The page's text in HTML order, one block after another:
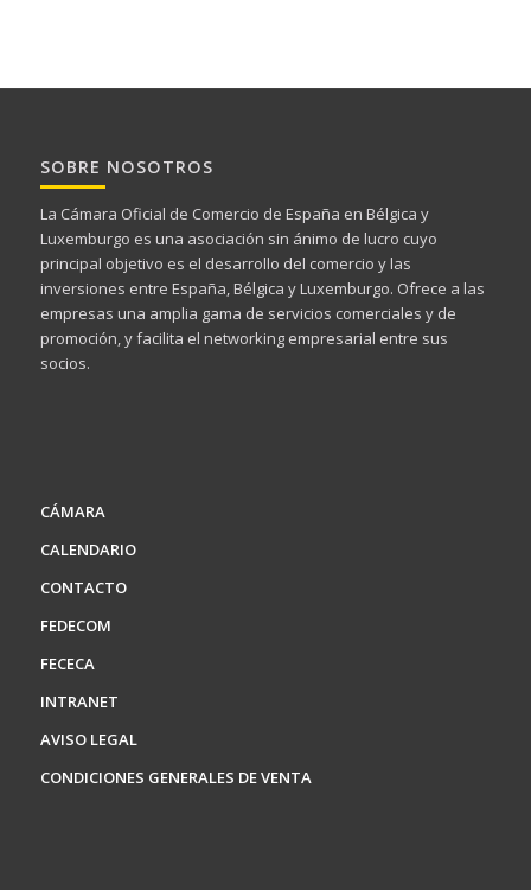
SOBRE NOSOTROS
La Cámara Oficial de Comercio de España en Bélgica y
Luxemburgo es una asociación sin ánimo de lucro cuyo
principal objetivo es el desarrollo del comercio y las
inversiones entre España, Bélgica y Luxemburgo. Ofrece a las
empresas una amplia gama de servicios comerciales y de
promoción, y facilita el networking empresarial entre sus
socios.
CÁMARA
CALENDARIO
CONTACTO
FEDECOM
FECECA
INTRANET
AVISO LEGAL
CONDICIONES GENERALES DE VENTA